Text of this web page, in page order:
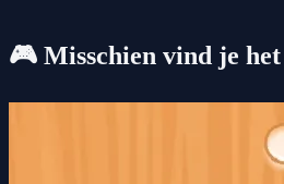
🎮 Misschien vind je